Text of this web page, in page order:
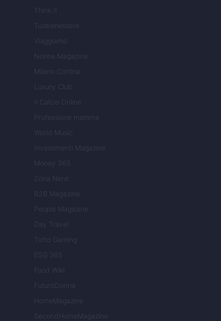
Think.it
Tuobenessere
Viaggiamo
Nonne Magazine
Milano Cortina
Luxury Club
Il Calcio Online
Professione mamma
World Music
Investimenti Magazine
Money 365
Zona Nerd
B2B Magazine
People Magazine
Day Travel
Tutto Gaming
ESG 365
Food Wiki
FuturoDonna
HomeMagazine
SecondHomeMagazine